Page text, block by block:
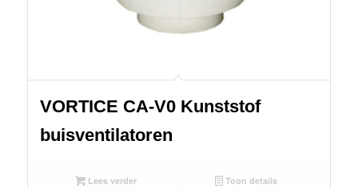
VORTICE CA-V0 Kunststof
buisventilatoren
Lees verder Toon details